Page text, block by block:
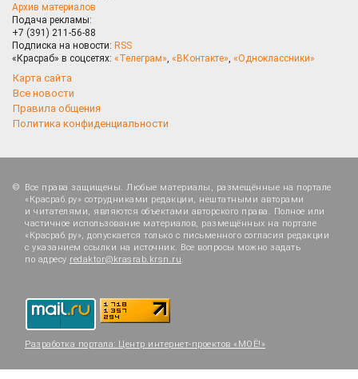
Архив материалов
Подача рекламы:
+7 (391) 211-56-88
Подписка на новости: RSS
«Красраб» в соцсетях: «Телеграм», «ВКонтакте», «Одноклассники»
Карта сайта
Все новости
Правила общения
Политика конфиденциальности
Все права защищены. Любые материалы, размещённые на портале
«Красраб.ру» сотрудниками редакции, нештатными авторами
и читателями, являются объектами авторского права. Полное или
частичное использование материалов, размещённых на портале
«Красраб.ру», допускается только с письменного согласия редакции
с указанием ссылки на источник. Все вопросы можно задать
по адресу redaktor@krasrab.krsn.ru.
Разработка портала: Центр интернет-проектов «МОЁ!»